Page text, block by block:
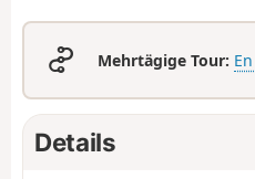
Mehrtägige Tour:
Details